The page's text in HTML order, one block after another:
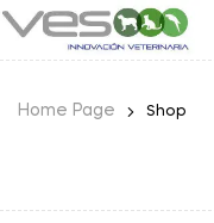
Home Page Shop